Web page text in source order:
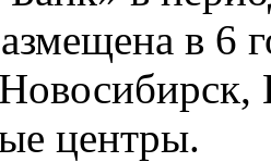
в 6
центры.